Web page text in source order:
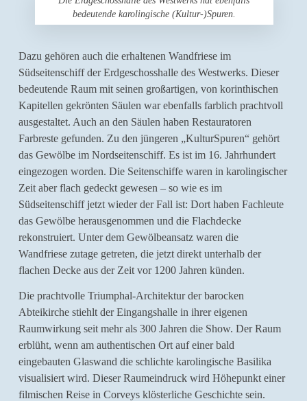
bedeutende karolingische (Kultur-)Spuren.
Dazu gehören auch die erhaltenen Wandfriese im
Südseitenschiff der Erdgeschosshalle des Westwerks. Dieser
bedeutende Raum mit seinen großartigen, von korinthischen
Kapitellen gekrönten Säulen war ebenfalls farblich prachtvoll
ausgestaltet. Auch an den Säulen haben Restauratoren
Farbreste gefunden. Zu den jüngeren „KulturSpuren“ gehört
das Gewölbe im Nordseitenschiff. Es ist im 16. Jahrhundert
eingezogen worden. Die Seitenschiffe waren in karolingischer
Zeit aber flach gedeckt gewesen – so wie es im
Südseitenschiff jetzt wieder der Fall ist: Dort haben Fachleute
das Gewölbe herausgenommen und die Flachdecke
rekonstruiert. Unter dem Gewölbeansatz waren die
Wandfriese zutage getreten, die jetzt direkt unterhalb der
flachen Decke aus der Zeit vor 1200 Jahren künden.
Die prachtvolle Triumphal-Architektur der barocken
Abteikirche stiehlt der Eingangshalle in ihrer eigenen
Raumwirkung seit mehr als 300 Jahren die Show. Der Raum
erblüht, wenn am authentischen Ort auf einer bald
eingebauten Glaswand die schlichte karolingische Basilika
visualisiert wird. Dieser Raumeindruck wird Höhepunkt einer
filmischen Reise in Corveys klösterliche Geschichte sein.